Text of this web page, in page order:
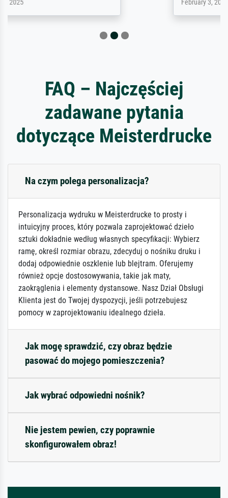
FAQ – Najczęściej
zadawane pytania
dotyczące Meisterdrucke
Na czym polega personalizacja?
Personalizacja wydruku w Meisterdrucke to prosty i
intuicyjny proces, który pozwala zaprojektować dzieło
sztuki dokładnie według własnych specyfikacji: Wybierz
ramę, określ rozmiar obrazu, zdecyduj o nośniku druku i
dodaj odpowiednie oszklenie lub blejtram. Oferujemy
również opcje dostosowywania, takie jak maty,
zaokrąglenia i elementy dystansowe. Nasz Dział Obsługi
Klienta jest do Twojej dyspozycji, jeśli potrzebujesz
pomocy w zaprojektowaniu idealnego dzieła.
Jak mogę sprawdzić, czy obraz będzie
pasować do mojego pomieszczenia?
Jak wybrać odpowiedni nośnik?
Nie jestem pewien, czy poprawnie
skonfigurowałem obraz!